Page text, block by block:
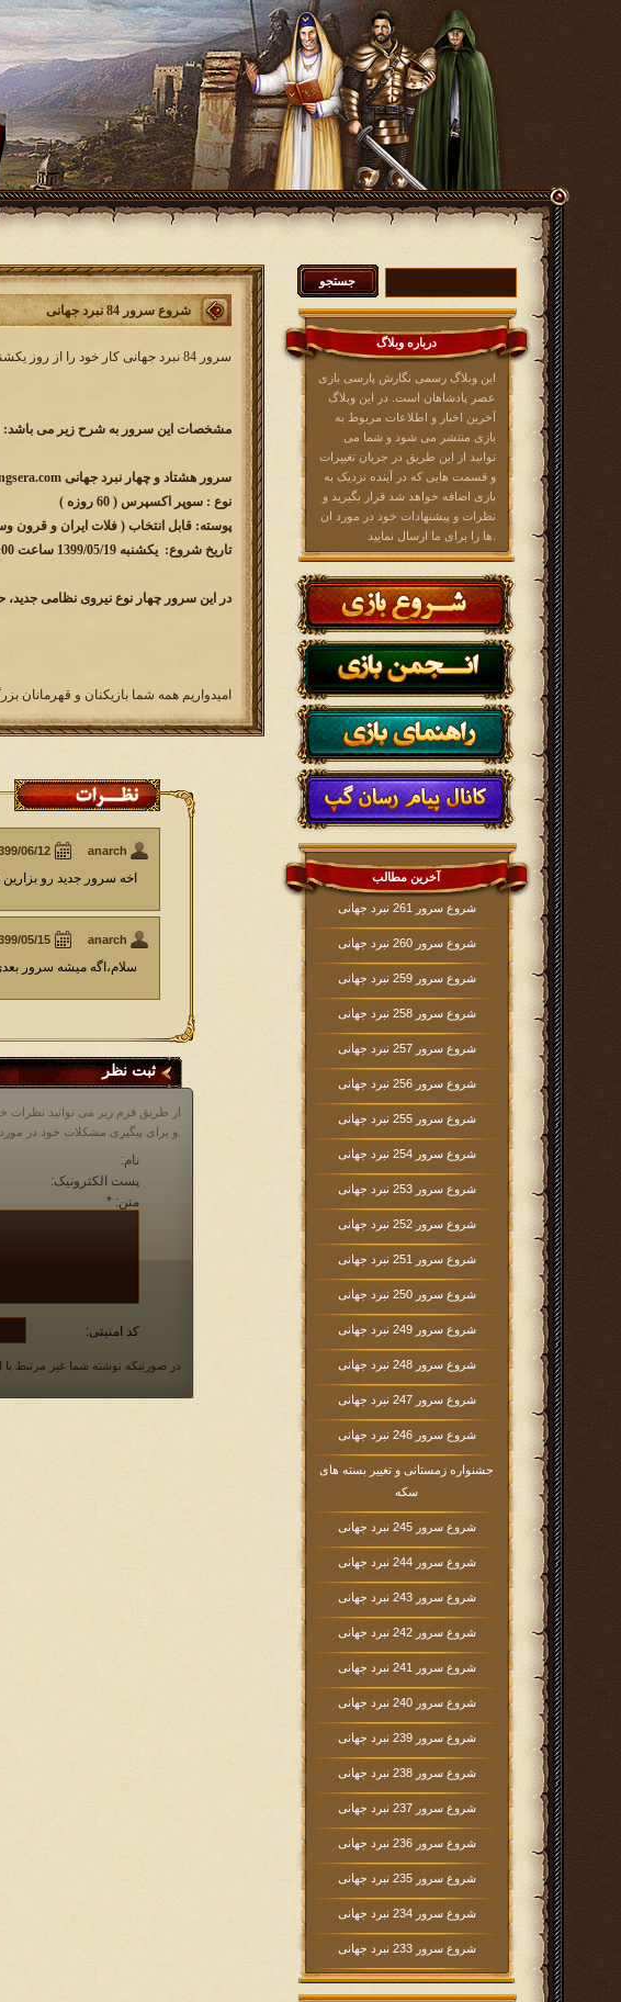
درباره وبلاگ
این وبلاگ رسمی نگارش پارسی بازی
عصر پادشاهان است. در این وبلاگ
آخرین اخبار و اطلاعات مربوط به
بازی منتشر می شود و شما می
توانید از این طریق در جریان تغییرات
و قسمت هایی که در آینده نزدیک به
بازی اضافه خواهد شد قرار بگیرید و
نظرات و پیشنهادات خود در مورد ان
آخرین مطالب
شروع سرور 261 نبرد جهانی
شروع سرور 260 نبرد جهانی
شروع سرور 259 نبرد جهانی
شروع سرور 258 نبرد جهانی
شروع سرور 257 نبرد جهانی
شروع سرور 256 نبرد جهانی
شروع سرور 255 نبرد جهانی
شروع سرور 254 نبرد جهانی
شروع سرور 253 نبرد جهانی
شروع سرور 252 نبرد جهانی
شروع سرور 251 نبرد جهانی
شروع سرور 250 نبرد جهانی
شروع سرور 249 نبرد جهانی
شروع سرور 248 نبرد جهانی
شروع سرور 247 نبرد جهانی
شروع سرور 246 نبرد جهانی
جشنواره زمستانی و تغییر بسته های
سکه
شروع سرور 245 نبرد جهانی
شروع سرور 244 نبرد جهانی
شروع سرور 243 نبرد جهانی
شروع سرور 242 نبرد جهانی
شروع سرور 241 نبرد جهانی
شروع سرور 240 نبرد جهانی
شروع سرور 239 نبرد جهانی
شروع سرور 238 نبرد جهانی
شروع سرور 237 نبرد جهانی
شروع سرور 236 نبرد جهانی
شروع سرور 235 نبرد جهانی
شروع سرور 234 نبرد جهانی
شروع سرور 233 نبرد جهانی
شروع سرور 84 نبرد جهانی
سرور 84 نبرد جهانی کار خود را از روز یکشنبه 19 مرداد ماه 1399 آغاز خواهد کرد. در این سرور همه بازیکنان عصرپادشاهان از کلیه زبان ها می توانند شرکت کنند.
مشخصات این سرور به شرح زیر می باشد:
سرور هشتاد و چهار نبرد جهانی w84.kingsera.com
نوع : سوپر اکسپرس ( 60 روزه )
پوسته: قابل انتخاب ( فلات ایران و قرون
تاریخ شروع: یکشنبه 1399/05/19 ساعت 16:00
در این سرور چهار نوع نیروی نظامی
امیدواریم همه شما بازیکنان و قهرمانان
anarch
اخه سرور جدید رو
anarch
سلام،اگه میشه سرور
ثبت نظر
از طریق فرم زیر می توانید
نام:
پست الکترونیک:
متن:*
کد امنیتی:
در صورتیکه نوشته شما غیر مرتبط